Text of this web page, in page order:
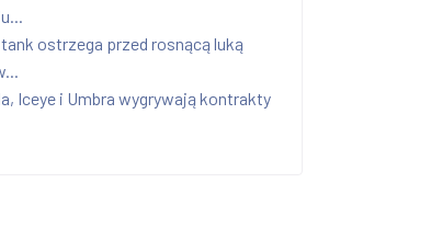
ostrzega przed rosnącą luką
Iceye i Umbra wygrywają kontrakty